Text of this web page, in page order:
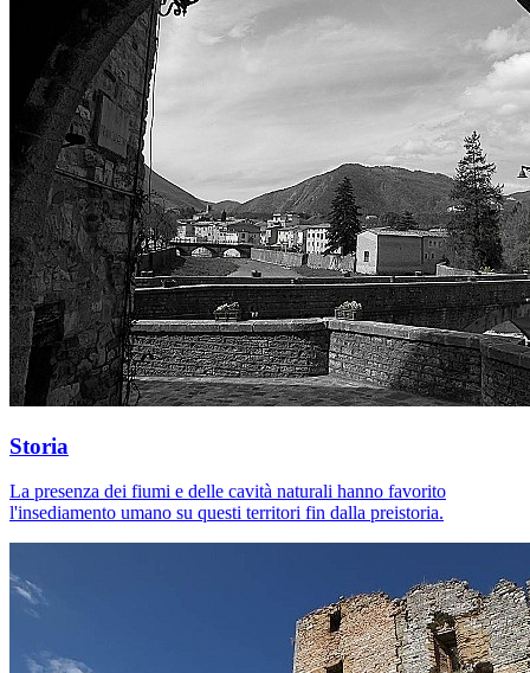
Storia
La presenza dei fiumi e delle cavità naturali hanno favorito
l'insediamento umano su questi territori fin dalla preistoria.